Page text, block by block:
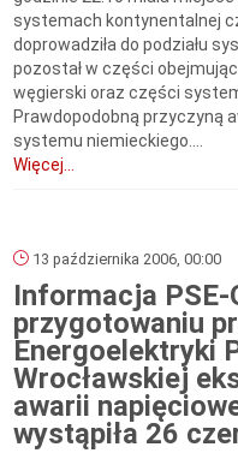
systemach kontynentalnej
doprowadziła do podziału
pozostał w części
węgierski oraz części
Prawdopodobną przyczyną
systemu niemieckiego....
Więcej...
13 października 2006, 00:00
Informacja PSE-
przygotowaniu
Energoelektryki
Wrocławskiej
awarii
wystąpiła 26